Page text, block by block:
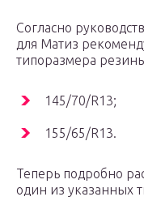
Согласно
для Матиз
типоразмера
145/70/R13;
155/65/R13.
Теперь подробно
один из указанных